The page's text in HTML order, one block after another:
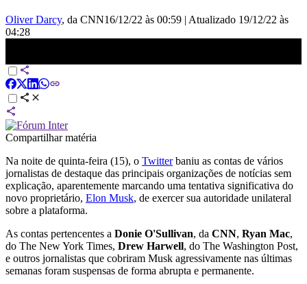
Oliver Darcy, da CNN16/12/22 às 00:59 | Atualizado 19/12/22 às
04:28
Compartilhar matéria
Na noite de quinta-feira (15), o Twitterbaniu as contas de vários
jornalistas de destaque das principais organizações de notícias sem
explicação, aparentemente marcando uma tentativa significativa do
novo proprietário, Elon Musk, de exercer sua autoridade unilateral
sobre a plataforma.
As contas pertencentes a Donie O'Sullivan, da CNN, Ryan Mac,
do The New York Times, Drew Harwell, do The Washington Post,
e outros jornalistas que cobriram Musk agressivamente nas últimas
semanas foram suspensas de forma abrupta e permanente.